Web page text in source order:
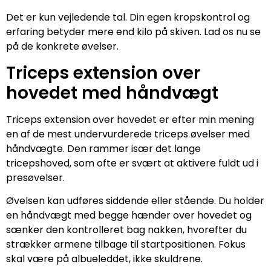
Det er kun vejledende tal. Din egen kropskontrol og
erfaring betyder mere end kilo på skiven. Lad os nu se
på de konkrete øvelser.
Triceps extension over
hovedet med håndvægt
Triceps extension over hovedet er efter min mening
en af de mest undervurderede triceps øvelser med
håndvægte. Den rammer især det lange
tricepshoved, som ofte er svært at aktivere fuldt ud i
presøvelser.
Øvelsen kan udføres siddende eller stående. Du holder
en håndvægt med begge hænder over hovedet og
sænker den kontrolleret bag nakken, hvorefter du
strækker armene tilbage til startpositionen. Fokus
skal være på albueleddet, ikke skuldrene.